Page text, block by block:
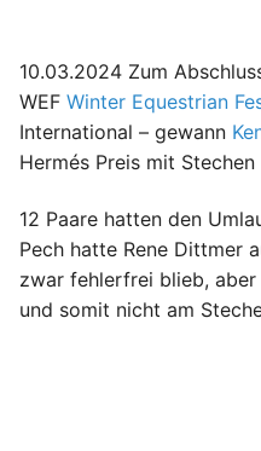
10.03.2024 Zum
WEF Winter Equestrian
International – gewann
Hermés Preis mit Stechen
12 Paare hatten den
Pech hatte Rene Dittmer
zwar fehlerfrei blieb,
und somit nicht am